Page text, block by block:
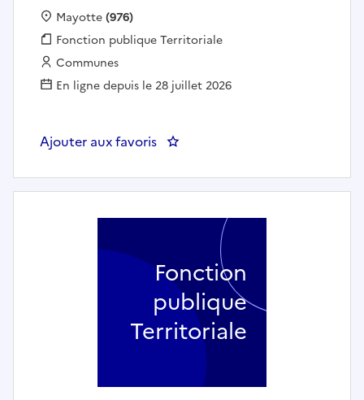
Localisation :
Mayotte(976)
Fonction publique :
Fonction publique Territoriale
Employeur :
Communes
En ligne depuis le 28 juillet 2026
Ajouter aux favoris : Assistant de service social (H/
Fonction
publique
Territoriale